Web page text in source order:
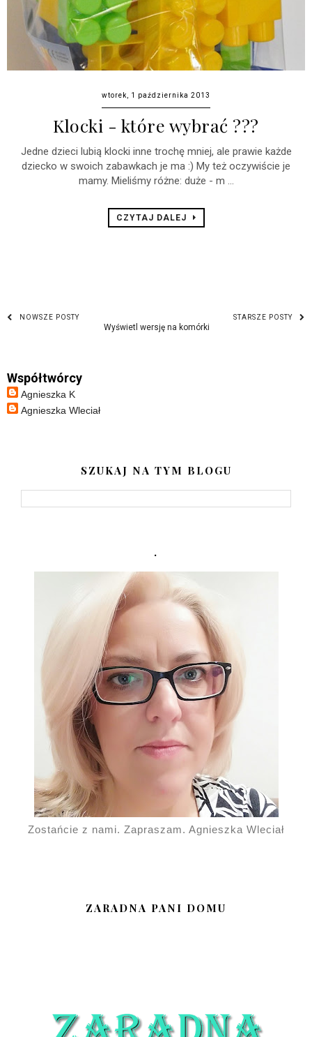
wtorek, 1 października 2013
Klocki - które wybrać ???
Jedne dzieci lubią klocki inne trochę mniej, ale prawie każde
dziecko w swoich zabawkach je ma :) My też oczywiście je
mamy. Mieliśmy różne: duże - m ...
CZYTAJ DALEJ
NOWSZE POSTY STARSZE POSTY
Wyświetl wersję na komórki
Współtwórcy
Agnieszka K
Agnieszka Wleciał
SZUKAJ NA TYM BLOGU
.
Zostańcie z nami. Zapraszam. Agnieszka Wleciał
ZARADNA PANI DOMU